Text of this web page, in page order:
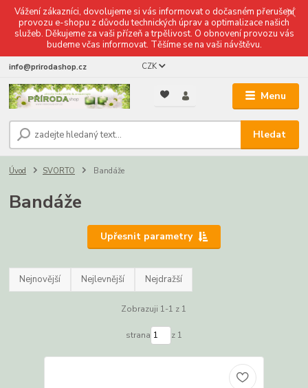
Vážení zákazníci, dovolujeme si vás informovat o dočasném přerušení
provozu e-shopu z důvodu technických úprav a optimalizace našich
služeb. Děkujeme za vaši přízeň a trpělivost. O obnovení provozu vás
budeme včas informovat. Těšíme se na vaši návštěvu.
Menu
CZK
Hledat
info@prirodashop.cz
Úvod SVORTO Bandáže
Bandáže
Upřesnit parametry
Nejnovější Nejlevnější Nejdražší
Zobrazuji 1-1 z 1
strana z 1